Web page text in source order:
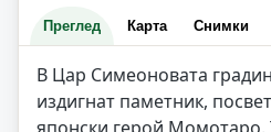
Преглед Карта Снимки
В Цар Симеоновата
издигнат паметник,